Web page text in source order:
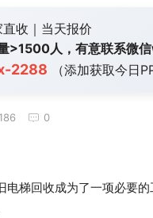
收｜当天报价
>1500人，有意联系微
2288 （添加获取今日
186 0
电梯回收成为了一项必要